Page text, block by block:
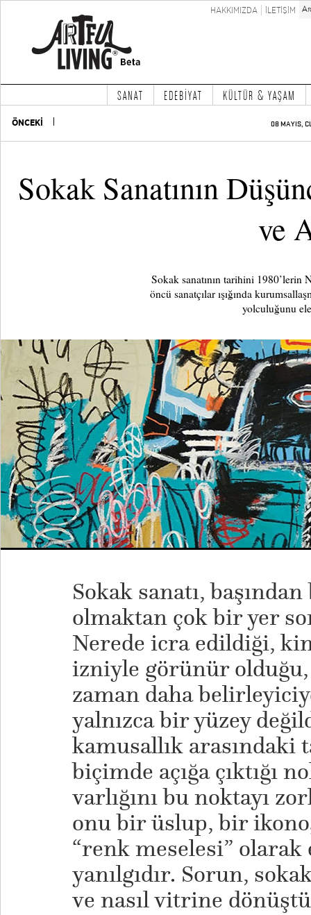
HAKKIMIZDA İLETİŞİM
SANAT EDEBİYAT KÜLTÜR & YAŞAM
ÖNCEKİ 08 MAYIS,
Sokak Sanatının
ve
Sokak sanatının tarihini 1980’lerin
öncü sanatçılar ışığında
yolculuğunu
Sokak sanatı,
olmaktan çok bir yer
Nerede icra edildiği,
izniyle görünür
zaman daha
yalnızca bir yüzey
kamusallık arasındaki
biçimde açığa çıktığı
varlığını bu noktayı
onu bir üslup, bir
“renk meselesi” olarak
yanılgıdır. Sorun,
ve nasıl vitrine